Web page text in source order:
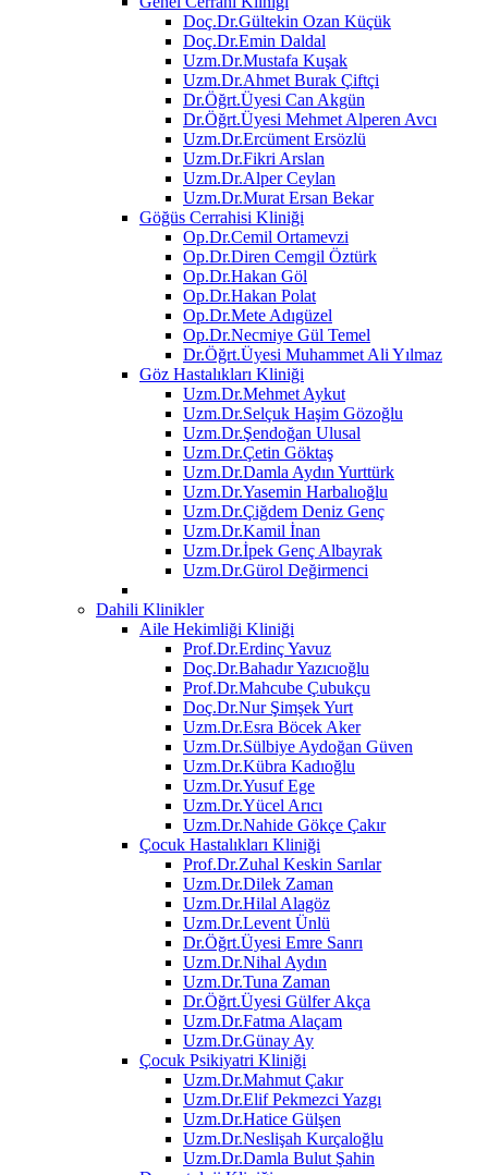
Doç.Dr.Gültekin Ozan Küçük
Doç.Dr.Emin Daldal
Uzm.Dr.Mustafa Kuşak
Uzm.Dr.Ahmet Burak Çiftçi
Dr.Öğrt.Üyesi Can Akgün
Dr.Öğrt.Üyesi Mehmet Alperen Avcı
Uzm.Dr.Ercüment Ersözlü
Uzm.Dr.Fikri Arslan
Uzm.Dr.Alper Ceylan
Uzm.Dr.Murat Ersan Bekar
Göğüs Cerrahisi Kliniği
Op.Dr.Cemil Ortamevzi
Op.Dr.Diren Cemgil Öztürk
Op.Dr.Hakan Göl
Op.Dr.Hakan Polat
Op.Dr.Mete Adıgüzel
Op.Dr.Necmiye Gül Temel
Dr.Öğrt.Üyesi Muhammet Ali Yılmaz
Göz Hastalıkları Kliniği
Uzm.Dr.Mehmet Aykut
Uzm.Dr.Selçuk Haşim Gözoğlu
Uzm.Dr.Şendoğan Ulusal
Uzm.Dr.Çetin Göktaş
Uzm.Dr.Damla Aydın Yurttürk
Uzm.Dr.Yasemin Harbalıoğlu
Uzm.Dr.Çiğdem Deniz Genç
Uzm.Dr.Kamil İnan
Uzm.Dr.İpek Genç Albayrak
Uzm.Dr.Gürol Değirmenci
Dahili Klinikler
Aile Hekimliği Kliniği
Prof.Dr.Erdinç Yavuz
Doç.Dr.Bahadır Yazıcıoğlu
Prof.Dr.Mahcube Çubukçu
Doç.Dr.Nur Şimşek Yurt
Uzm.Dr.Esra Böcek Aker
Uzm.Dr.Sülbiye Aydoğan Güven
Uzm.Dr.Kübra Kadıoğlu
Uzm.Dr.Yusuf Ege
Uzm.Dr.Yücel Arıcı
Uzm.Dr.Nahide Gökçe Çakır
Çocuk Hastalıkları Kliniği
Prof.Dr.Zuhal Keskin Sarılar
Uzm.Dr.Dilek Zaman
Uzm.Dr.Hilal Alagöz
Uzm.Dr.Levent Ünlü
Dr.Öğrt.Üyesi Emre Sanrı
Uzm.Dr.Nihal Aydın
Uzm.Dr.Tuna Zaman
Dr.Öğrt.Üyesi Gülfer Akça
Uzm.Dr.Fatma Alaçam
Uzm.Dr.Günay Ay
Çocuk Psikiyatri Kliniği
Uzm.Dr.Mahmut Çakır
Uzm.Dr.Elif Pekmezci Yazgı
Uzm.Dr.Hatice Gülşen
Uzm.Dr.Neslişah Kurçaloğlu
Uzm.Dr.Damla Bulut Şahin